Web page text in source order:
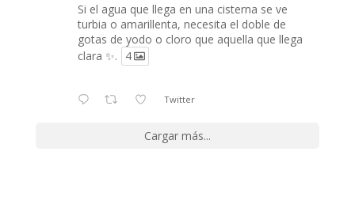
Si el agua que llega en una cisterna se ve
turbia o amarillenta, necesita el doble de
gotas de yodo o cloro que aquella que llega
clara ✨.
4
Twitter
Cargar más...